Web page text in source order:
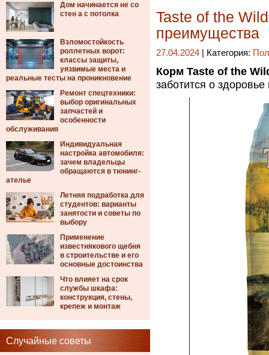
Дом начинается не со
стен а с потолка
Взломостойкость
роллетных ворот:
классы защиты,
уязвимые места и
реальные тесты на проникновение
Ремонт спецтехники:
выбор оригинальных
запчастей и
особенности
обслуживания
Индивидуальная
настройка автомобиля:
зачем владельцы
обращаются в тюнинг-
ателье
Летняя подработка для
студентов: варианты
занятости и советы по
выбору
Применение
известнякового щебня
в строительстве и его
основные достоинства
Что влияет на срок
службы шкафа:
конструкция, стены,
крепеж и монтаж
Случайные советы
Taste of the
преимущества
27.04.2024 | Категория:
Корм Taste of the
заботится о